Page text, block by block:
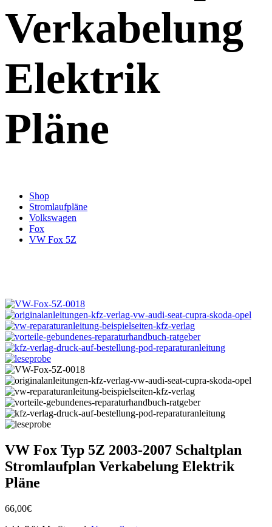
Verkabelung
Elektrik
Pläne
Shop
Stromlaufpläne
Volkswagen
Fox
VW Fox 5Z
VW Fox Typ 5Z 2003-2007 Schaltplan
Stromlaufplan Verkabelung Elektrik
Pläne
66,00€